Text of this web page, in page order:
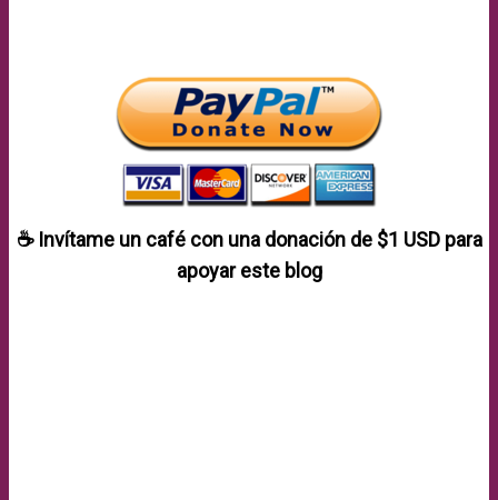
☕ Invítame un café con una donación de $1 USDpara
apoyar este blog